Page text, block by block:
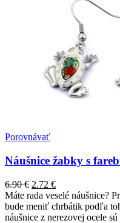
Porovnávať
Náušnice žabky s
6.90€ 2.72 €
Máte rada veselé náušnice?
bude meniť chrbátik podľa
náušnice z nerezovej ocele